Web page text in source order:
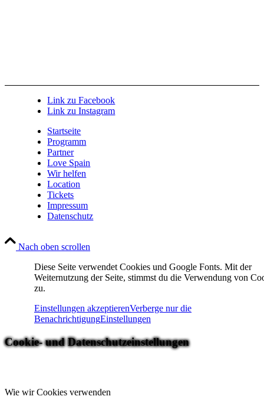
Link zu Facebook
Link zu Instagram
Startseite
Programm
Partner
Love Spain
Wir helfen
Location
Tickets
Impressum
Datenschutz
Nach oben scrollen
Diese Seite verwendet Cookies und Google Fonts. Mit der
Weiternutzung der Seite, stimmst du die Verwendung von
zu.
Einstellungen akzeptierenVerberge nur die
BenachrichtigungEinstellungen
Cookie- und Datenschutzeinstellungen
Wie wir Cookies verwenden